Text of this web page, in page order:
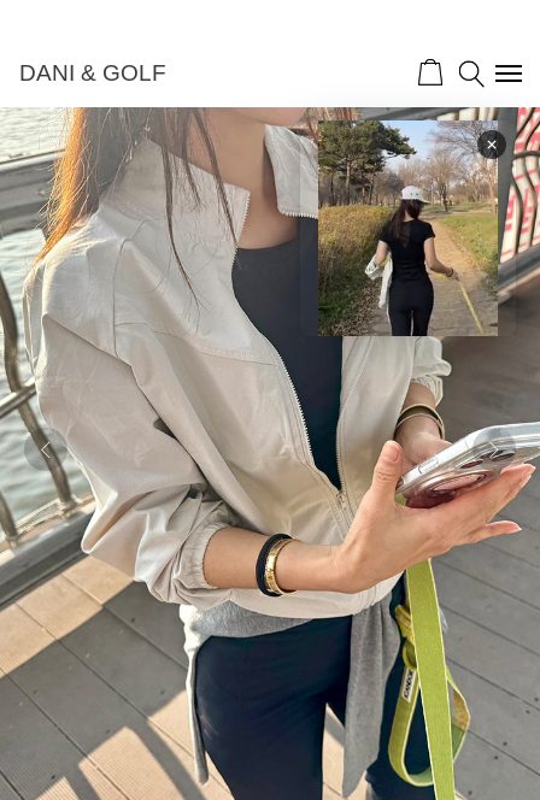
DANI & GOLF